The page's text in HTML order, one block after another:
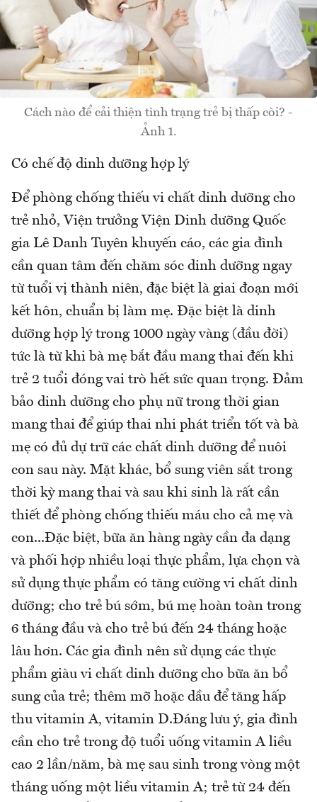
Cách nào để cải thiện tình trạng trẻ bị thấp còi? -
Ảnh 1.
Có chế độ dinh dưỡng hợp lý
Để phòng chống thiếu vi chất dinh dưỡng cho
trẻ nhỏ, Viện trưởng Viện Dinh dưỡng Quốc
gia Lê Danh Tuyên khuyến cáo, các gia đình
cần quan tâm đến chăm sóc dinh dưỡng ngay
từ tuổi vị thành niên, đặc biệt là giai đoạn mới
kết hôn, chuẩn bị làm mẹ. Đặc biệt là dinh
dưỡng hợp lý trong 1000 ngày vàng (đầu đời)
tức là từ khi bà mẹ bắt đầu mang thai đến khi
trẻ 2 tuổi đóng vai trò hết sức quan trọng. Đảm
bảo dinh dưỡng cho phụ nữ trong thời gian
mang thai để giúp thai nhi phát triển tốt và bà
mẹ có đủ dự trữ các chất dinh dưỡng để nuôi
con sau này. Mặt khác, bổ sung viên sắt trong
thời kỳ mang thai và sau khi sinh là rất cần
thiết để phòng chống thiếu máu cho cả mẹ và
con...Đặc biệt, bữa ăn hàng ngày cần đa dạng
và phối hợp nhiều loại thực phẩm, lựa chọn và
sử dụng thực phẩm có tăng cường vi chất dinh
dưỡng; cho trẻ bú sớm, bú mẹ hoàn toàn trong
6 tháng đầu và cho trẻ bú đến 24 tháng hoặc
lâu hơn. Các gia đình nên sử dụng các thực
phẩm giàu vi chất dinh dưỡng cho bữa ăn bổ
sung của trẻ; thêm mỡ hoặc dầu để tăng hấp
thu vitamin A, vitamin D.Đáng lưu ý, gia đình
cần cho trẻ trong độ tuổi uống vitamin A liều
cao 2 lần/năm, bà mẹ sau sinh trong vòng một
tháng uống một liều vitamin A; trẻ từ 24 đến